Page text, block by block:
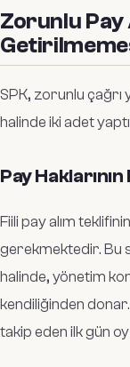
Zorunlu Pay
SPK, zorunlu
halinde iki adet
Pay Haklarının
Fiili pay alım
gerekmektedir. Bu
halinde, yönetim
kendiliğinden
takip eden ilk gün oy